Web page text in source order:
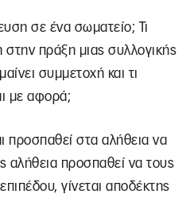
σε ένα σωματείο; Τι
στην πράξη μιας συλλογικής
συμμετοχή και τι
με αφορά;
προσπαθεί στα αλήθεια να
αλήθεια προσπαθεί να τους
γίνεται αποδέκτης